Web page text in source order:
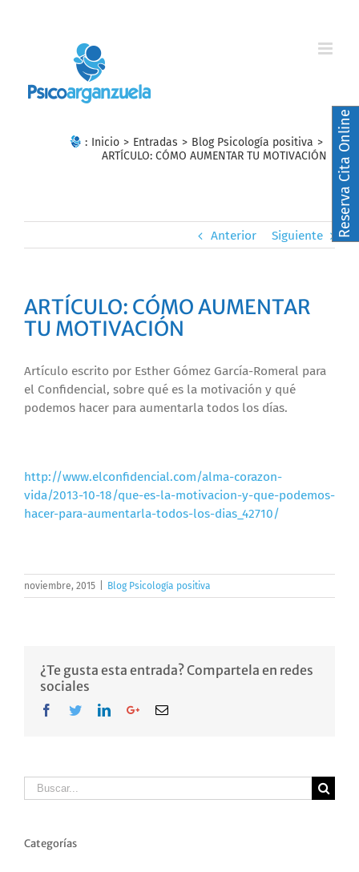
: Inicio > Entradas > Blog Psicología positiva >
ARTÍCULO: CÓMO AUMENTAR TU MOTIVACIÓN
Anterior Siguiente
ARTÍCULO: CÓMO AUMENTAR
TU MOTIVACIÓN
Artículo escrito por Esther Gómez García-Romeral para
el Confidencial, sobre qué es la motivación y qué
podemos hacer para aumentarla todos los días.
http://www.elconfidencial.com/alma-corazon-
vida/2013-10-18/que-es-la-motivacion-y-que-podemos-
hacer-para-aumentarla-todos-los-dias_42710/
noviembre, 2015 Blog Psicología positiva
¿Te gusta esta entrada? Compartela en redes
sociales
Facebook
TwitterLinkedInGoogle+Email
Buscar
Categorías
Reserva Cita Online